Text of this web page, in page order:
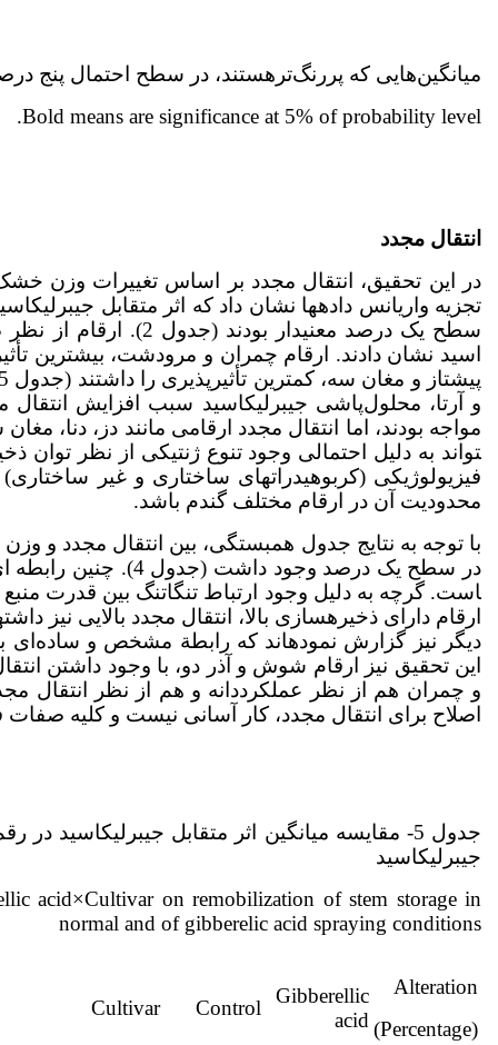
میانگین‌هایی که پررنگ‌ترهستند، در سطح احتمال پنج
Bold means are significance at 5% of probability level.
انتقال مجدد
در این تحقیق، انتقال مجدد بر اساس تغییرات وزن
تجزیه واریانس داده­ها نشان داد که اثر متقابل
سطح یک درصد معنی­دار
اسید نشان دادند. ارقام چمران و مرودشت، بیشترین
و آرتا، محلول‌پاشی جیبرلیک­اسید سبب افزایش
تواند به دلیل احتمالی وجود تنوع ژنتیکی از نظر توان
فیزیولوژیکی (کربوهیدراتهای ساختاری و غیر
محدودیت آن در ارقام مختلف گندم باشد.
با توجه به نتایج جدول همبستگی، بین انتقال مجدد
در سطح یک درصد وجود داشت (جدول 4). چنین رابطه ای توسط Ehdaie
است. گرچه به دلیل وجود ارتباط تنگاتنگ بین قدرت
ارقام دارای ذخیره­سازی بالا، انتقال مجدد بالایی نیز
دیگر نیز گزارش نموده­اند که رابطة مشخص و ساده‌ای
این تحقیق نیز ارقام شوش و آذر ­دو، با وجود داشتن
اصلاح برای انتقال مجدد، کار آسانی نیست و کلیه
جدول 5- مقایسه میانگین اثر متقابل
جیبرلیک­اسید
acid×Cultivar on remobilization of stem storage in
normal and of gibberelic acid spraying conditions
Alteration
(Percentage)
Gibberellic
acid
Control
Cultivar